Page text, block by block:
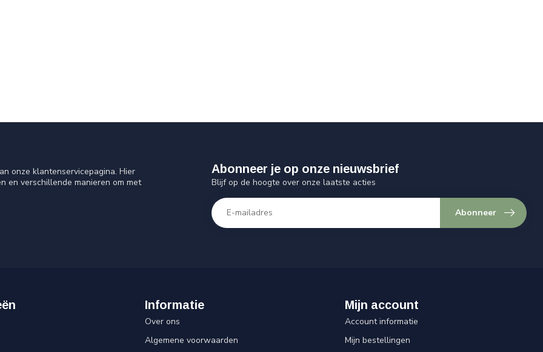
onze klantenservicepagina. Hier
en verschillende manieren om met
Abonneer je op onze nieuwsbrief
Blijf op de hoogte over onze laatste acties
Abonneer
Informatie
Over ons
Algemene voorwaarden
Mijn account
Account informatie
Mijn bestellingen